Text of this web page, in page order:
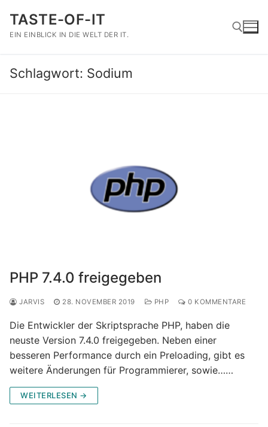
Inhalt
springen
TASTE-OF-IT
EIN EINBLICK IN DIE WELT DER IT.
Suchen nach:
Schlagwort: Sodium
PHP 7.4.0 freigegeben
JARVIS 28. NOVEMBER 2019 PHP 0 KOMMENTARE
Die Entwickler der Skriptsprache PHP, haben die
neuste Version 7.4.0 freigegeben. Neben einer
besseren Performance durch ein Preloading, gibt es
weitere Änderungen für Programmierer, sowie……
WEITERLESEN →